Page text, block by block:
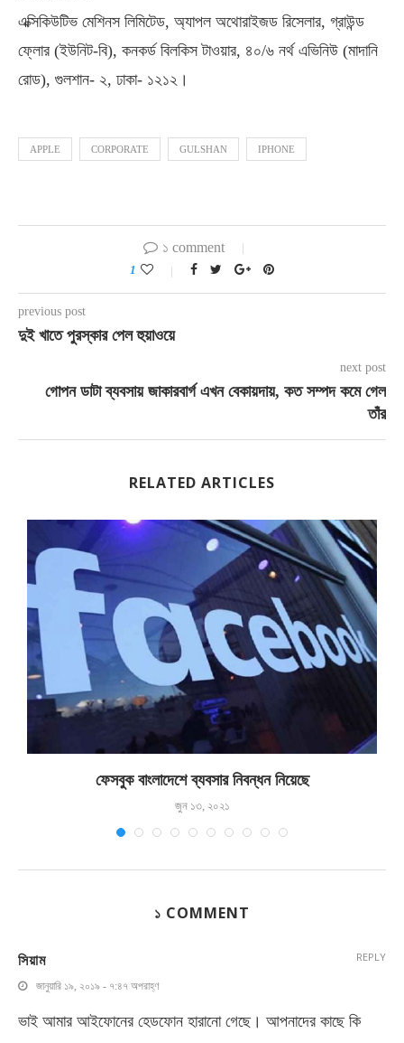
এক্সিকিউটিভ মেশিনস লিমিটেড, অ্যাপল অথোরাইজড রিসেলার, গ্রাউন্ড
ফ্লোর (ইউনিট-বি), কনকর্ড বিলকিস টাওয়ার, ৪০/৬ নর্থ এভিনিউ (মাদানি
রোড), গুলশান- ২, ঢাকা- ১২১২।
APPLE CORPORATE GULSHAN IPHONE
১ comment
1
previous post
দুই খাতে পুরস্কার পেল হুয়াওয়ে
next post
গোপন ডাটা ব্যবসায় জাকারবার্গ এখন বেকায়দায়, কত সম্পদ কমে গেল
তাঁর
RELATED ARTICLES
ফেসবুক বাংলাদেশে ব্যবসার নিবন্ধন নিয়েছে
জুন ১৩, ২০২১
১ COMMENT
সিয়াম
জানুয়ারি ১৯, ২০১৯ - ৭:৪৭ অপরাহ্ণ
ভাই আমার আইফোনের হেডফোন হারানো গেছে। আপনাদের কাছে কি
REPLY